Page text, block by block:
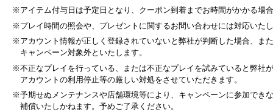
※アイテム付与日は予定日となり、クーポン到着までお時間がかかる場
※プレイ時間の照会や、プレゼントに関するお問い合わせには対応いた
※アカウント情報が正しく登録されていないと弊社が判断した場合、ま
キャンペーン対象外といたします。
※不正なプレイを行っている、または不正なプレイを試みていると弊社
アカウントの利用停止等の厳しい対処をさせていただきます。
※予期せぬメンテナンスや店舗環境等により、キャンペーンに参加でき
補償いたしかねます。予めご了承ください。